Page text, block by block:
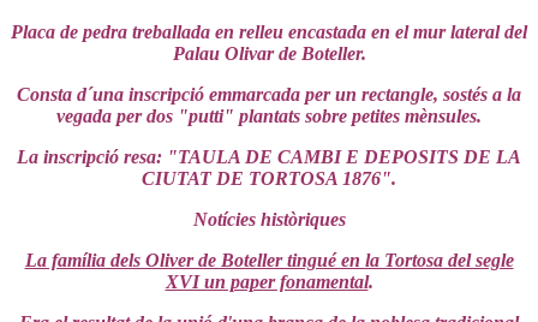
Placa de pedra treballada en relleu encastada en el mur lateral del
Palau Olivar de Boteller.
Consta d´una inscripció emmarcada per un rectangle, sostés a la
vegada per dos "putti" plantats sobre petites mènsules.
La inscripció resa: "TAULA DE CAMBI E DEPOSITS DE LA
CIUTAT DE TORTOSA 1876".
Notícies històriques
La família dels Oliver de Boteller tingué en la Tortosa del segle
XVI un paper fonamental.